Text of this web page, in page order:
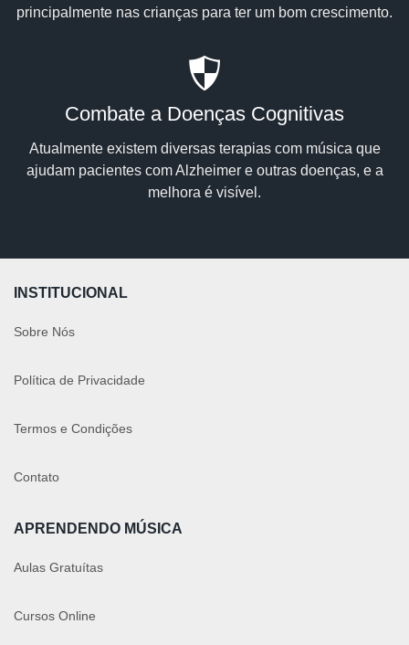
principalmente nas crianças para ter um bom crescimento.
Combate a Doenças Cognitivas
Atualmente existem diversas terapias com música que
ajudam pacientes com Alzheimer e outras doenças, e a
melhora é visível.
INSTITUCIONAL
Sobre Nós
Política de Privacidade
Termos e Condições
Contato
APRENDENDO MÚSICA
Aulas Gratuítas
Cursos Online